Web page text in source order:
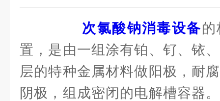
次氯酸钠消毒设备
置，是由一组涂有铂、钌、铱
层的特种金属材料做阳极，耐
阴极，组成密闭的电解槽容器